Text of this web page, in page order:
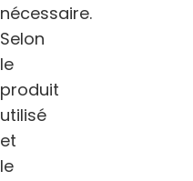
nécessaire.
Selon
le
produit
utilisé
et
le